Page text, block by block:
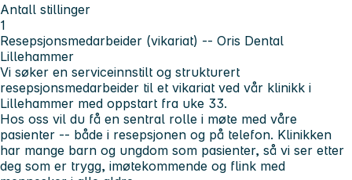
Antall stillinger
1
Resepsjonsmedarbeider (vikariat) -- Oris Dental
Lillehammer
Vi søker en serviceinnstilt og strukturert
resepsjonsmedarbeider til et vikariat ved vår klinikk i
Lillehammer med oppstart fra uke 33.
Hos oss vil du få en sentral rolle i møte med våre
pasienter -- både i resepsjonen og på telefon. Klinikken
har mange barn og ungdom som pasienter, så vi ser etter
deg som er trygg, imøtekommende og flink med